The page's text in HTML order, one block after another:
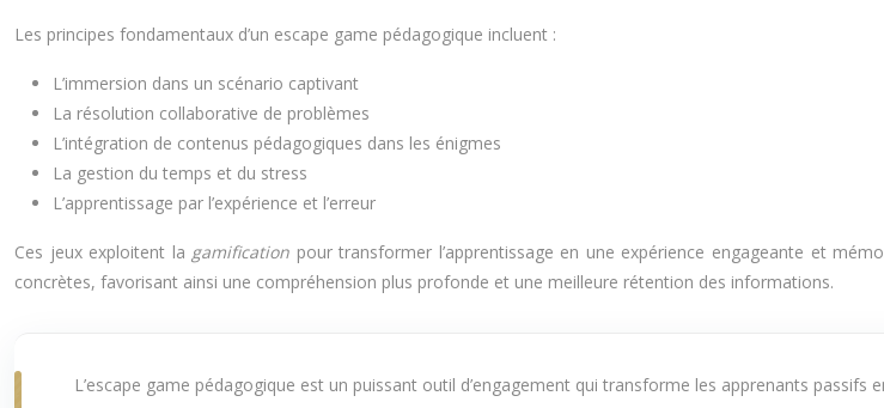
Les principes fondamentaux d’un escape game pédagogique incluent :
L’immersion dans un scénario captivant
La résolution collaborative de problèmes
L’intégration de contenus pédagogiques dans les énigmes
La gestion du temps et du stress
L’apprentissage par l’expérience et l’erreur
Ces jeux exploitent la gamification pour transformer l’apprentissage en une expérience engageante et
concrètes, favorisant ainsi une compréhension plus profonde et une meilleure rétention des informations.
L’escape game pédagogique est un puissant outil d’engagement qui transforme les apprenants passifs